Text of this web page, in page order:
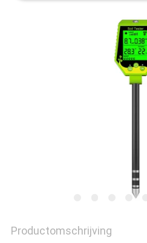
Productomschrijving